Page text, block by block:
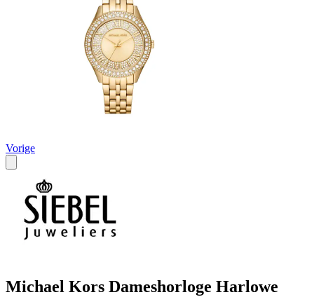
Vorige
Michael Kors Dameshorloge Harlowe